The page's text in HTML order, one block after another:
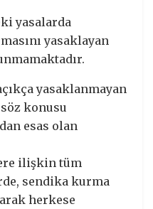
yasalarda
yasaklayan
yasaklanmayan
konusu
esas olan
ilişkin tüm
sendika kurma
herkese